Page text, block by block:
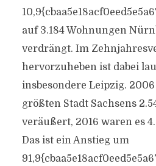
auf 3.184 Wohnungen
verdrängt. Im
hervorzuheben ist dabei
insbesondere Leipzig.
größten Stadt Sachsens
veräußert, 2016 waren es
Das ist ein Anstieg um